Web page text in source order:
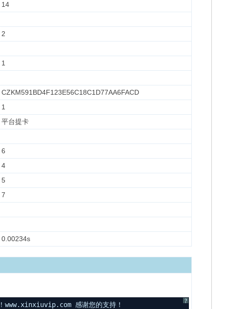
14
2
1
CZKM591BD4F123E56C18C1D77AA6FACD
1
平台提卡
6
4
5
7
0.00234s
?
www.xinxiuvip.com 感谢您的支持！